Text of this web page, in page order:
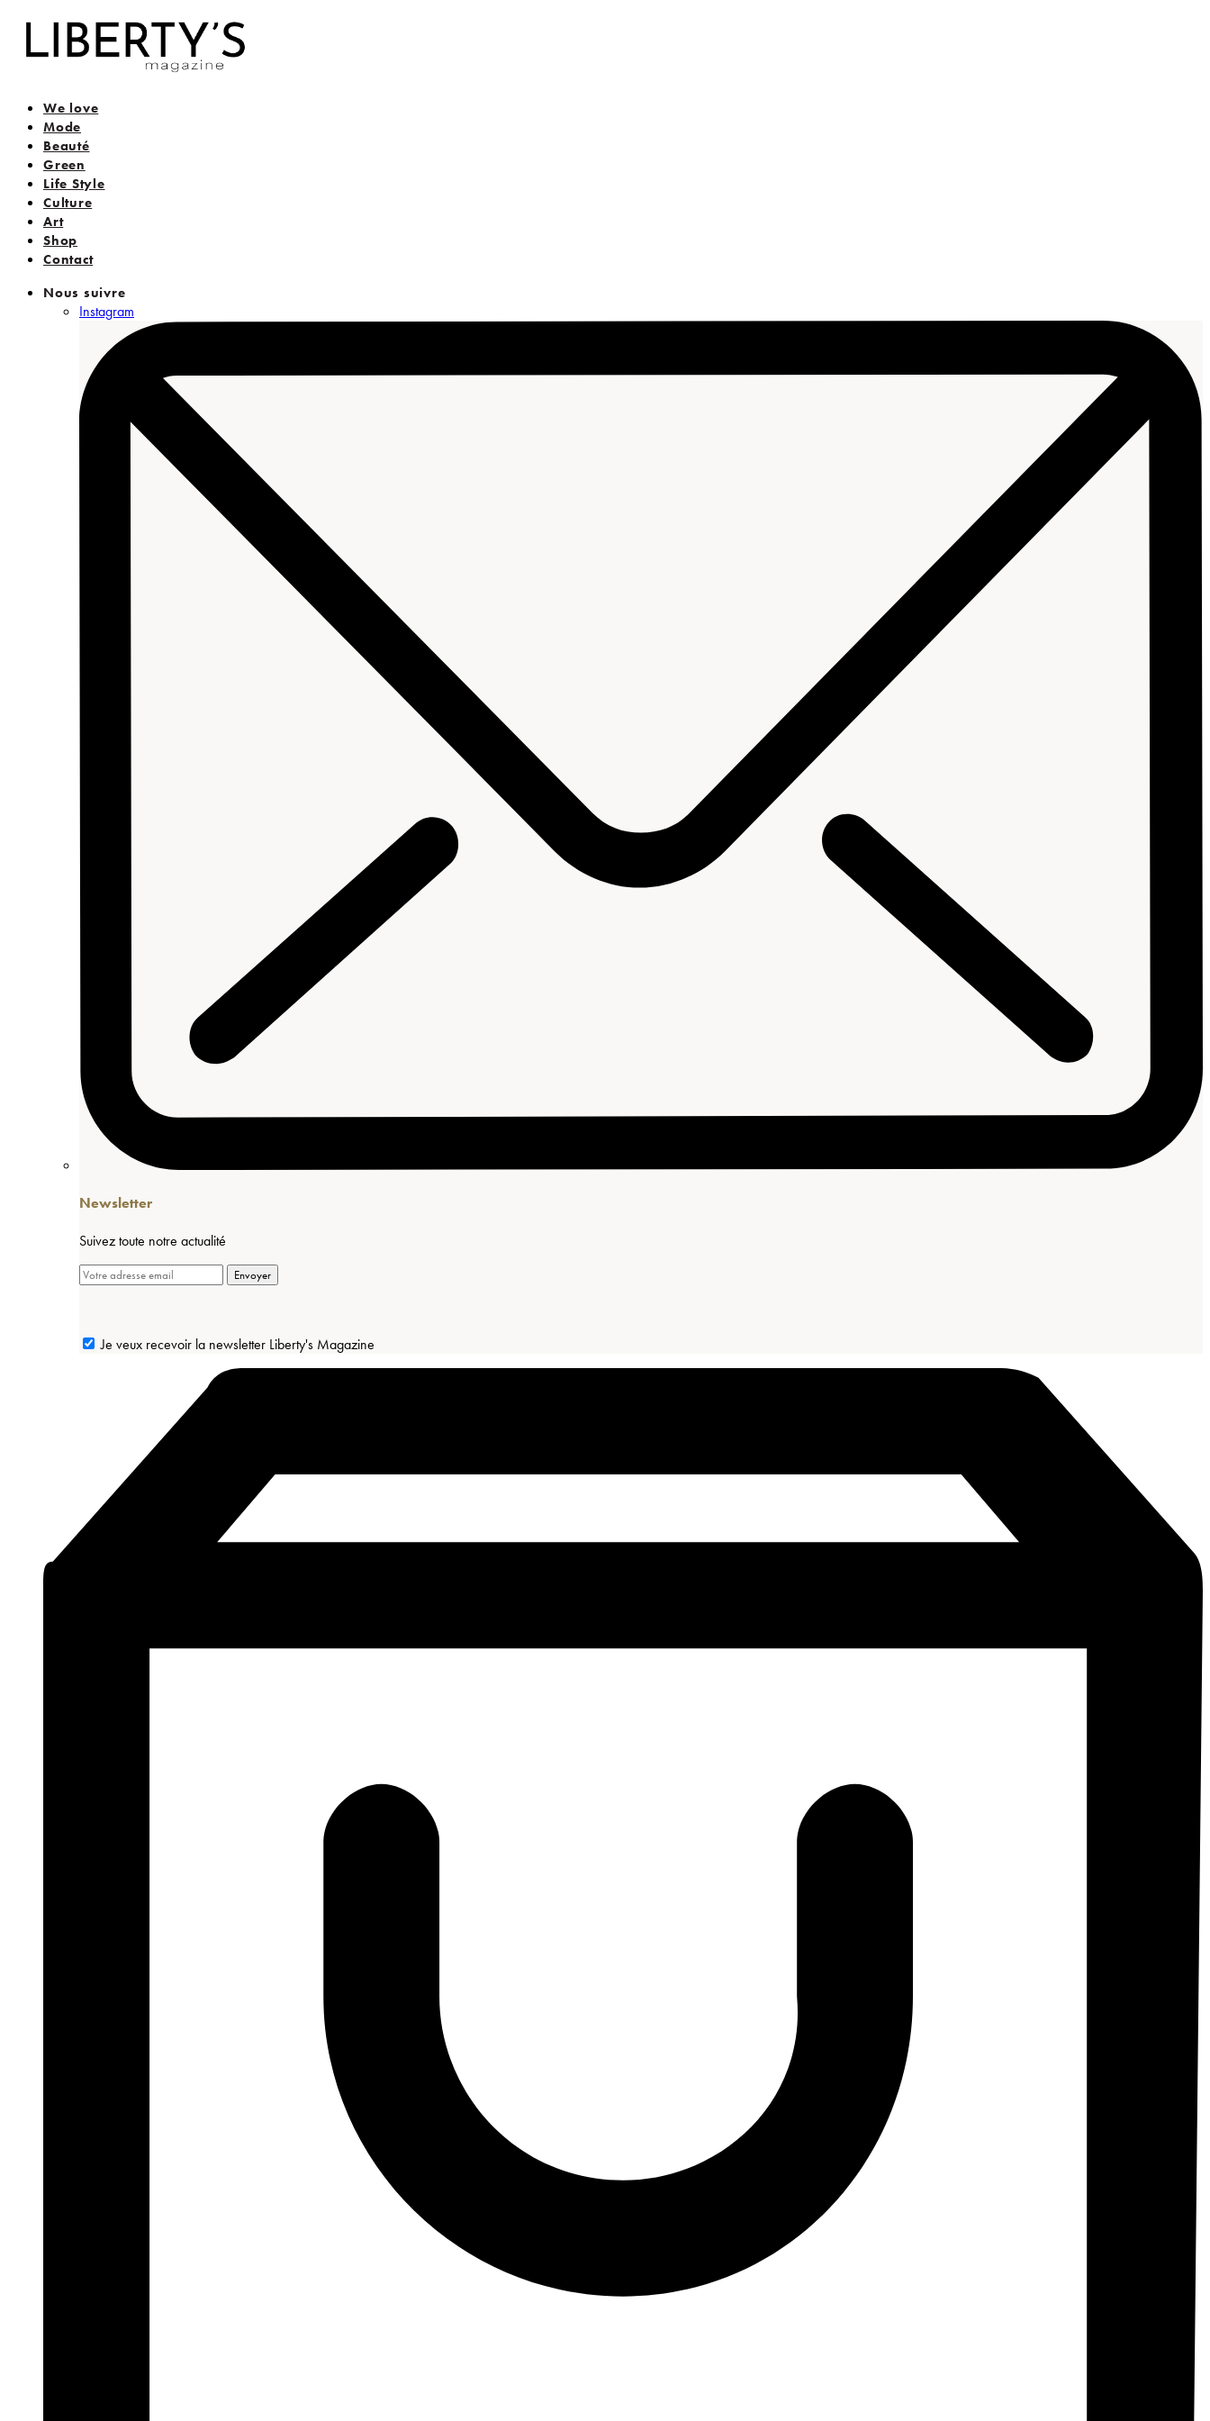
We love
Mode
Beauté
Green
Life Style
Culture
Art
Shop
Contact
Nous suivre
Instagram
Newsletter
Suivez toute notre actualité
Envoyer
Je veux recevoir la newsletter Liberty's Magazine